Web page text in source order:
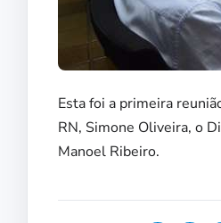
Esta foi a primeira
RN, Simone Oliveira, o
Manoel Ribeiro.